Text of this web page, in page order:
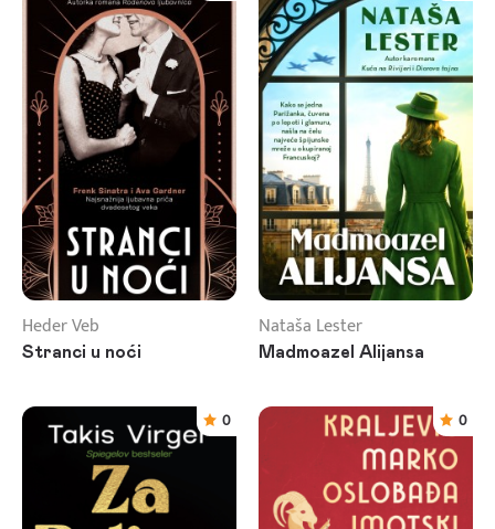
Heder Veb
Stranci u noći
Nataša Lester
Madmoazel Alijansa
0 0